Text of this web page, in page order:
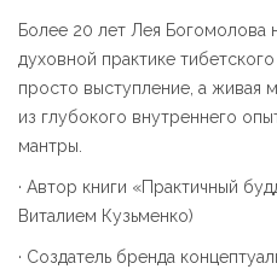
Более 20 лет Лея Богомолова
духовной практике
просто выступление, а живая
из глубокого внутреннего
мантры.
· Автор книги «Практичный
Виталием Кузьменко)
· Создатель бренда